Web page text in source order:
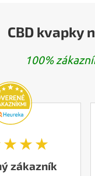
CBD kvapky
100%
zákazník